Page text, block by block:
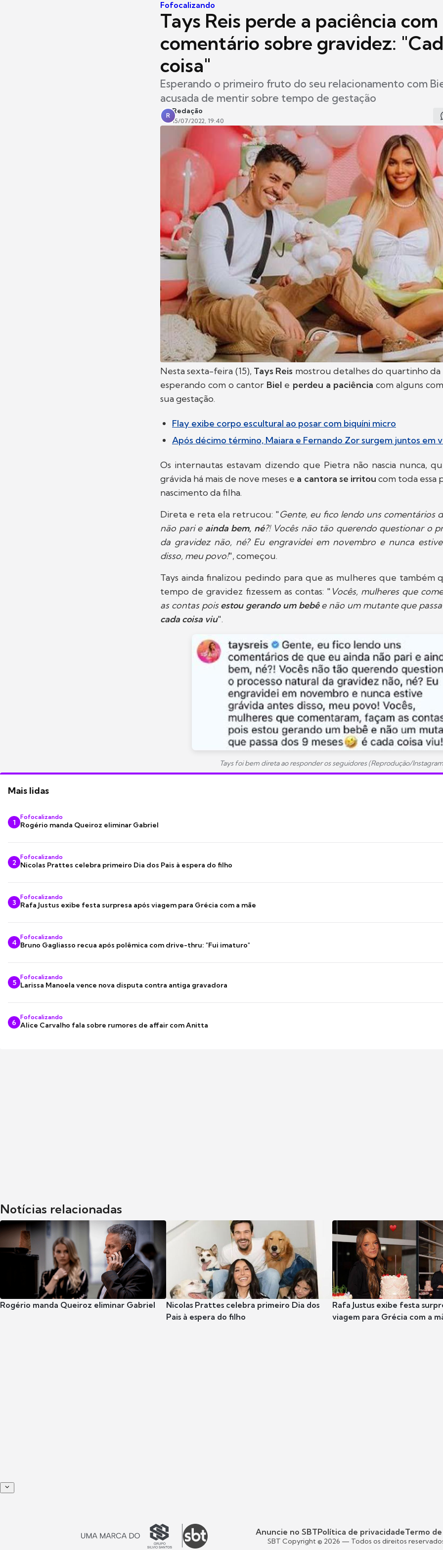
Fofocalizando
Tays Reis perde a paciência com
comentário sobre gravidez:
coisa"
Esperando o primeiro fruto do seu relacionamento com
acusada de mentir sobre tempo de gestação
R
Redação
15/07/2022, 19:40
Nesta sexta-feira (15), Tays Reis mostrou detalhes do quartinho
esperando com o cantor Biel e perdeu a paciência com alguns
sua gestação.
Flay exibe corpo escultural ao posar com biquíni micro
Após décimo término, Maiara e Fernando Zor surgem juntos em
Os internautas estavam dizendo que Pietra não nascia nunca,
grávida há mais de nove meses e a cantora se irritou com toda essa
nascimento da filha.
Direta e reta ela retrucou: "Gente, eu fico lendo uns comentários
não pari e ainda bem, né?! Vocês não tão querendo questionar o
da gravidez não, né? Eu engravidei em novembro e nunca
disso, meu povo!", começou.
Tays ainda finalizou pedindo para que as mulheres que também
tempo de gravidez fizessem as contas: " Vocês, mulheres que
as contas poisestou gerando um bebêe não um mutante que
cada coisa viu".
Tays foi bem direta ao responder os seguidores (Reprodução/
Mais lidas
1
Fofocalizando
Rogério manda Queiroz eliminar Gabriel
2
Fofocalizando
Nicolas Prattes celebra primeiro Dia dos Pais à espera do filho
3
Fofocalizando
Rafa Justus exibe festa surpresa após viagem para Grécia com a mãe
4
Fofocalizando
Bruno Gagliasso recua após polêmica com drive-thru: "Fui imaturo"
5
Fofocalizando
Larissa Manoela vence nova disputa contra antiga gravadora
6
Fofocalizando
Alice Carvalho fala sobre rumores de affair com Anitta
Notícias relacionadas
Rogério manda Queiroz eliminar Gabriel
Nicolas Prattes celebra primeiro Dia dos
Pais à espera do filho
Rafa Justus exibe festa
viagem para Grécia com a
Anuncie no SBTPolítica de privacidadeTermo de
SBT Copyright © 2026 — Todos os direitos